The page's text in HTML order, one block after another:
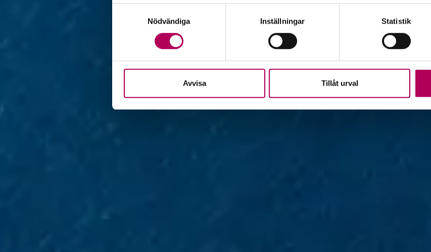
Nödvändiga
Inställningar Statistik
Avvisa Tillåt urval